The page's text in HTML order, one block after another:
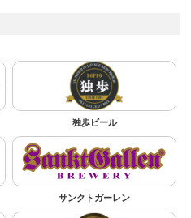
独歩ビール
サンクトガーレン